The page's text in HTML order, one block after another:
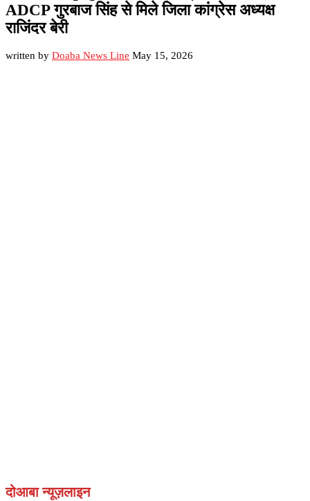
ADCP गुरबाज सिंह से मिले जिला कांग्रेस अध्यक्ष
राजिंदर बेरी
written by Doaba News Line May 15, 2026
दोआबा न्यूज़लाइन